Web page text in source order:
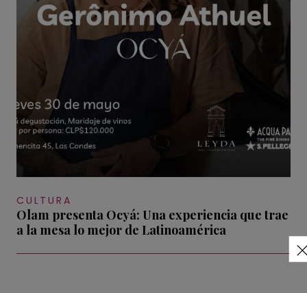
CULTURA
Olam presenta Ocyá: Una experiencia que trae
a la mesa lo mejor de Latinoamérica